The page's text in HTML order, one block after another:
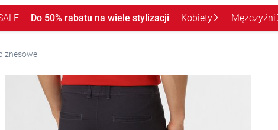
Do 50% rabatu na wiele stylizacji Kobiety Mężczyźni